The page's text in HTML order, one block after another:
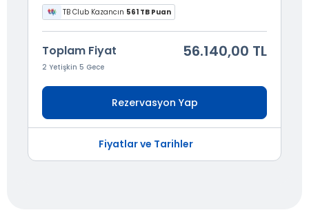
TB Club Kazancın 561 TB Puan
Toplam Fiyat
2 Yetişkin 5 Gece
56.140,00 TL
Rezervasyon Yap
Fiyatlar ve Tarihler